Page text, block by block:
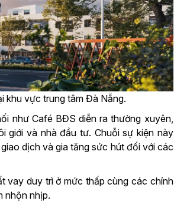
khu vực trung tâm Đà Nẵng.
như Café BĐS diễn ra thường xuyên,
giới và nhà đầu tư. Chuỗi sự kiện này
dịch và gia tăng sức hút đối với các
vay duy trì ở mức thấp cùng các chính
nhộn nhịp.